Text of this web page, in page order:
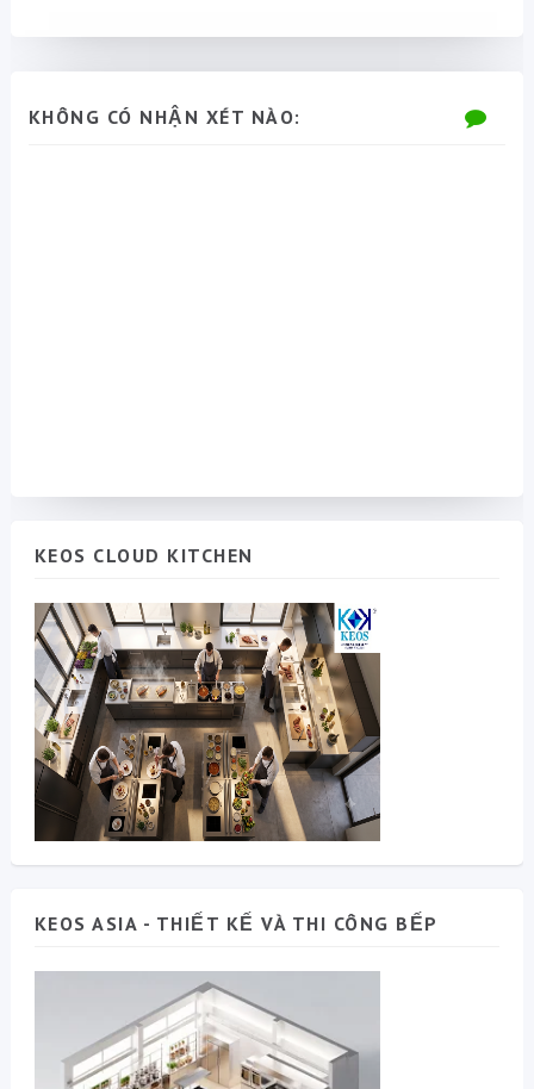
KHÔNG CÓ NHẬN XÉT NÀO:
KEOS CLOUD KITCHEN
KEOS ASIA - THIẾT KẾ VÀ THI CÔNG BẾP